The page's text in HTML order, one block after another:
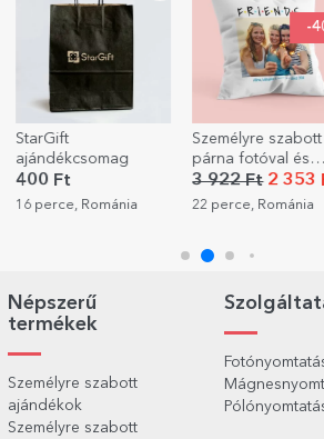
Személyre szabott
párna fotóval és
üzenettel – FRIENDS
3 922 Ft 2 353 Ft
22 perce, Románia
Személyre
sör vicces
Boldog
1 760 Ft1
22 perce,
Népszerű
termékek
Személyre szabott
ajándékok
Személyre szabott